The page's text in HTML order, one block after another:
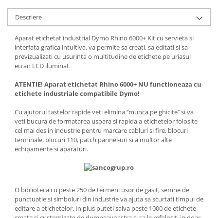
Descriere
Aparat etichetat industrial Dymo Rhino 6000+ Kit cu servieta si
interfata grafica intuitiva, va permite sa creati, sa editati si sa
previzualizati cu usurinta o multitudine de etichete pe uriasul
ecran LCD iluminat.
ATENTIE! Aparat etichetat Rhino 6000+ NU functioneaza cu
etichete industriale compatibile Dymo!
Cu ajutorul tastelor rapide veti elimina ‘’munca pe ghicite’’ si va
veti bucura de formatarea usoara si rapida a etichetelor folosite
cel mai des in industrie pentru marcare cabluri si fire, blocuri
terminale, blocuri 110, patch pannel-uri si a multor alte
echipamente si aparaturi.
O biblioteca cu peste 250 de termeni usor de gasit, semne de
punctuatie si simboluri din industrie va ajuta sa scurtati timpul de
editare a etichetelor. In plus puteti salva peste 1000 de etichete